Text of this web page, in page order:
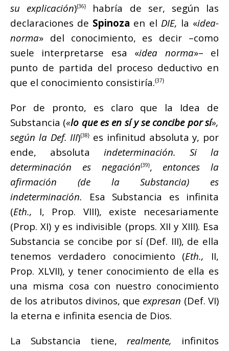
su explicación){36}habría de ser, según las
declaraciones de Spinoza en el DIE, la «idea-
norma» del conocimiento, es decir –como
suele interpretarse esa «idea norma»– el
punto de partida del proceso deductivo en
que el conocimiento consistiría.{37}
Por de pronto, es claro que la Idea de
Substancia («lo que es en sí y se concibe por sí»,
según la Def. III){38}es infinitud absoluta y, por
ende, absoluta indeterminación. Si la
determinación es negación{39}, entonces la
afirmación (de la Substancia) es
indeterminación. Esa Substancia es infinita
(Eth., I, Prop. VIII), existe necesariamente
(Prop. XI) y es indivisible (props. XII y XIII). Esa
Substancia se concibe por sí (Def. III), de ella
tenemos verdadero conocimiento (Eth., II,
Prop. XLVII), y tener conocimiento de ella es
una misma cosa con nuestro conocimiento
de los atributos divinos, que expresan (Def. VI)
la eterna e infinita esencia de Dios.
La Substancia tiene, realmente, infinitos